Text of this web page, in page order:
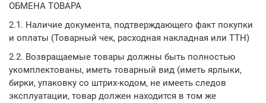
ОБМЕНА ТОВАРА
2.1. Наличие документа, подтверждающего факт покупки
и оплаты (Товарный чек, расходная накладная или ТТН)
2.2. Возвращаемые товары должны быть полностью
укомплектованы, иметь товарный вид (иметь ярлыки,
бирки, упаковку со штрих-кодом, не имееть следов
эксплуатации, товар должен находится в том же